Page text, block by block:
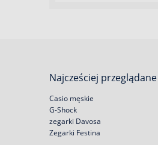
Najcześciej
Casio męskie
G-Shock
zegarki Davosa
Zegarki Festina